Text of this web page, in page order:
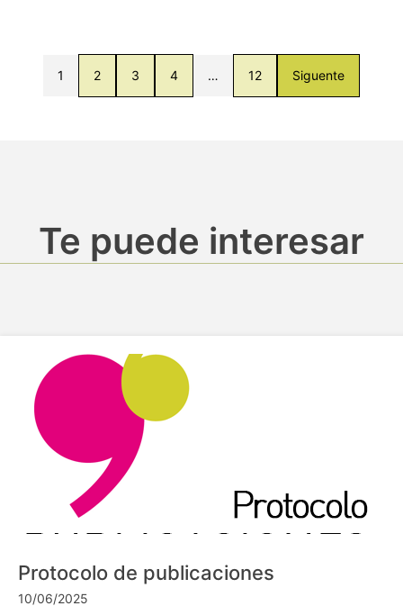
1 2 3 4 … 12 Siguente
Te puede interesar
Protocolo de publicaciones
10/06/2025